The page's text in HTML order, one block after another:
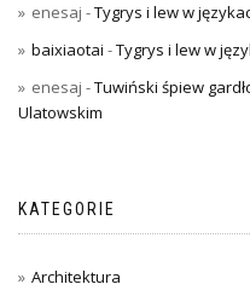
enesaj -Tygrys i lew w
baixiaotai -Tygrys i lew w
enesaj -Tuwiński śpiew
Ulatowskim
KATEGORIE
Architektura